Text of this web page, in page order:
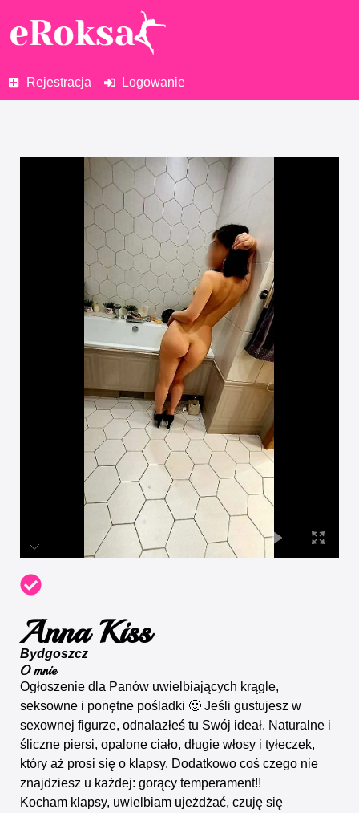
Rejestracja Logowanie
Anna Kiss
Bydgoszcz
O mnie
Ogłoszenie dla Panów uwielbiających krągle,
seksowne i ponętne pośladki 🙂 Jeśli gustujesz w
sexownej figurze, odnalazłeś tu Swój ideał. Naturalne i
śliczne piersi, opalone ciało, długie włosy i tyłeczek,
który aż prosi się o klapsy. Dodatkowo coś czego nie
znajdziesz u każdej: gorący temperament!!
Kocham klapsy, uwielbiam ujeżdżać, czuję się